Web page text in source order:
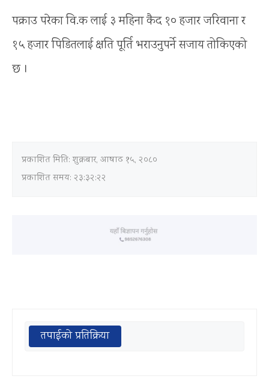
पक्राउ परेका वि.क लाई ३ महिना कैद १० हजार जरिवाना र
१५ हजार पिडितलाई क्षति पूर्ति भराउनुपर्ने सजाय तोकिएको
छ ।
प्रकाशित मिति:शुक्रबार, आषाढ १५, २०८०
प्रकाशित समय: २३:३२:२२
तपाईको प्रतिक्रिया